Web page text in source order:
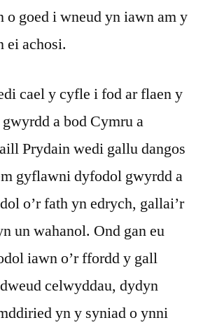
o goed i wneud yn iawn am y
ei achosi.
cael y cyfle i fod ar flaen y
a bod Cymru a
Prydain wedi gallu dangos
gyflawni dyfodol gwyrdd a
o’r fath yn edrych, gallai’r
un wahanol. Ond gan eu
iawn o’r ffordd y gall
celwyddau, dydyn
yn y syniad o ynni